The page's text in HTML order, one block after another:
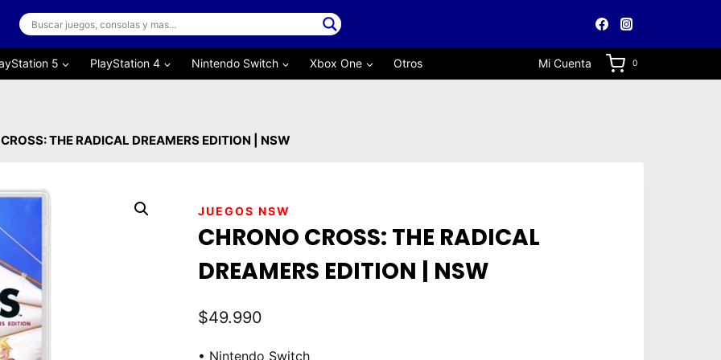
5 PlayStation 4 Nintendo Switch Xbox One Otros Mi Cuenta 0
THE RADICAL DREAMERS EDITION | NSW
JUEGOS NSW
CHRONO CROSS: THE RADICAL
DREAMERS EDITION | NSW
$49.990
• Nintendo Switch